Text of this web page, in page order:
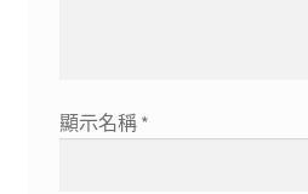
顯示名稱 *